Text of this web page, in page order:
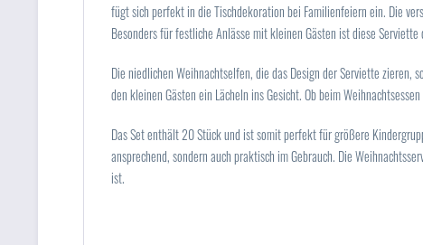
fügt sich perfekt in die Tischdekoration bei Familienfeiern ein. Die
Besonders für festliche Anlässe mit kleinen Gästen ist diese Serviette
Die niedlichen Weihnachtselfen, die das Design der Serviette
den kleinen Gästen ein Lächeln ins Gesicht. Ob beim
Das Set enthält 20 Stück und ist somit perfekt für größere
ansprechend, sondern auch praktisch im Gebrauch. Die
ist.